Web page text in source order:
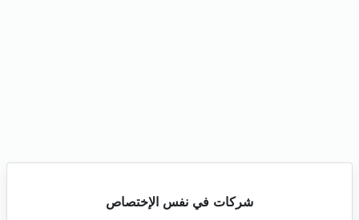
شركات في نفس الإختصاص